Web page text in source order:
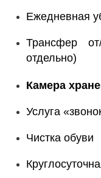
Ежедневная
Трансфер
отдельно)
Камера
Услуга
Чистка обуви